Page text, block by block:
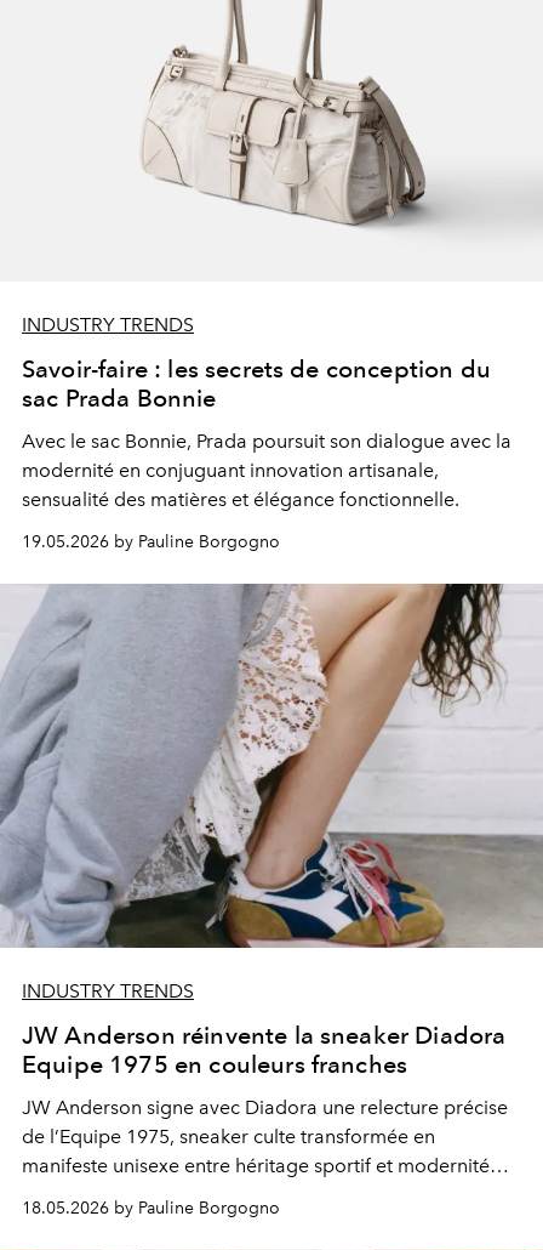
INDUSTRY TRENDS
Savoir-faire : les secrets de conception du
sac Prada Bonnie
Avec le sac Bonnie, Prada poursuit son dialogue avec la
modernité en conjuguant innovation artisanale,
sensualité des matières et élégance fonctionnelle.
19.05.2026 by Pauline Borgogno
INDUSTRY TRENDS
JW Anderson réinvente la sneaker Diadora
Equipe 1975 en couleurs franches
JW Anderson signe avec Diadora une relecture précise
de l’Equipe 1975, sneaker culte transformée en
manifeste unisexe entre héritage sportif et modernité
chromatique.
18.05.2026 by Pauline Borgogno